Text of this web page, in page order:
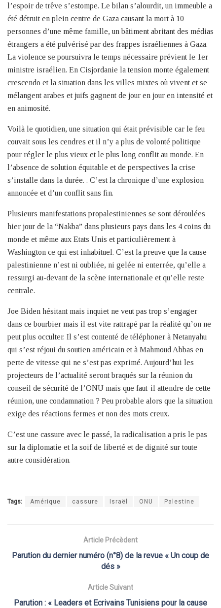
l’espoir de trêve s’estompe. Le bilan s’alourdit, un immeuble a
été détruit en plein centre de Gaza causant la mort à 10
personnes d’une même famille, un bâtiment abritant des médias
étrangers a été pulvérisé par des frappes israéliennes à Gaza.
La violence se poursuivra le temps nécessaire prévient le 1er
ministre israélien. En Cisjordanie la tension monte également
crescendo et la situation dans les villes mixtes où vivent et se
mélangent arabes et juifs gagnent de jour en jour en intensité et
en animosité.
Voilà le quotidien, une situation qui était prévisible car le feu
couvait sous les cendres et il n’y a plus de volonté politique
pour régler le plus vieux et le plus long conflit au monde. En
l’absence de solution équitable et de perspectives la crise
s’installe dans la durée. . C’est la chronique d’une explosion
annoncée et d’un conflit sans fin.
Plusieurs manifestations propalestiniennes se sont déroulées
hier jour de la “Nakba” dans plusieurs pays dans les 4 coins du
monde et même aux Etats Unis et particulièrement à
Washington ce qui est inhabituel. C’est la preuve que la cause
palestinienne n’est ni oubliée, ni gelée ni enterrée, qu’elle a
ressurgi au-devant de la scène internationale et qu’elle reste
centrale.
Joe Biden hésitant mais inquiet ne veut pas trop s’engager
dans ce bourbier mais il est vite rattrapé par la réalité qu’on ne
peut plus occulter. Il s’est contenté de téléphoner à Netanyahu
qui s’est réjoui du soutien américain et à Mahmoud Abbas en
perte de vitesse qui ne s’est pas exprimé. Aujourd’hui les
projecteurs de l’actualité seront braqués sur la réunion du
conseil de sécurité de l’ONU mais que faut-il attendre de cette
réunion, une condamnation ? Peu probable alors que la situation
exige des réactions fermes et non des mots creux.
C’est une cassure avec le passé, la radicalisation a pris le pas
sur la diplomatie et la soif de liberté et de dignité sur toute
autre considération.
Tags: Amérique cassure Israël ONU Palestine
Article Précèdent
Parution du dernier numéro (n°8) de la revue « Un coup de
dés »
Article Suivant
Parution : « Leaders et Ecrivains Tunisiens pour la cause